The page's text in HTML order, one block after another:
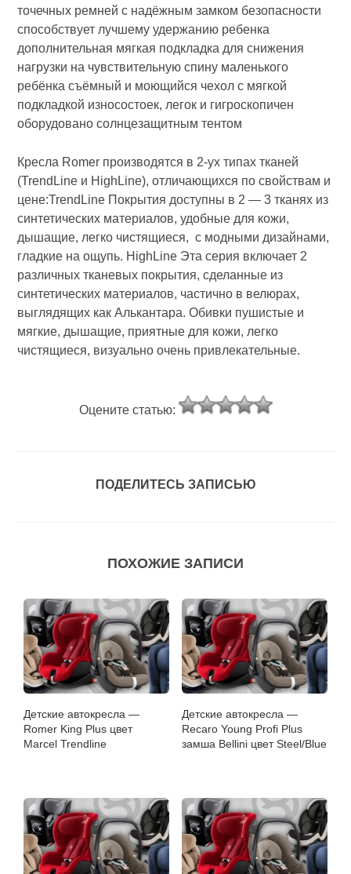
точечных ремней с надёжным замком безопасности
способствует лучшему удержанию ребенка
дополнительная мягкая подкладка для снижения
нагрузки на чувствительную спину маленького
ребёнка съёмный и моющийся чехол с мягкой
подкладкой износостоек, легок и гигроскопичен
оборудовано солнцезащитным тентом
Кресла Romer производятся в 2-ух типах тканей
(TrendLine и HighLine), отличающихся по свойствам и
цене:TrendLine Покрытия доступны в 2 — 3 тканях из
синтетических материалов, удобные для кожи,
дышащие, легко чистящиеся, с модными дизайнами,
гладкие на ощупь. HighLine Эта серия включает 2
различных тканевых покрытия, сделанные из
синтетических материалов, частично в велюрах,
выглядящих как Алькантара. Обивки пушистые и
мягкие, дышащие, приятные для кожи, легко
чистящиеся, визуально очень привлекательные.
Оцените статью:
ПОДЕЛИТЕСЬ ЗАПИСЬЮ
ПОХОЖИЕ ЗАПИСИ
Детские автокресла —
Romer King Plus цвет
Marcel Trendline
Детские автокресла —
Recaro Young Profi Plus
замша Bellini цвет Steel/Blue